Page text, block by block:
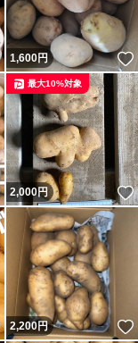
いいね！
1,600円
いいね！
2,000円
最大10%対象
いいね！
2,200円